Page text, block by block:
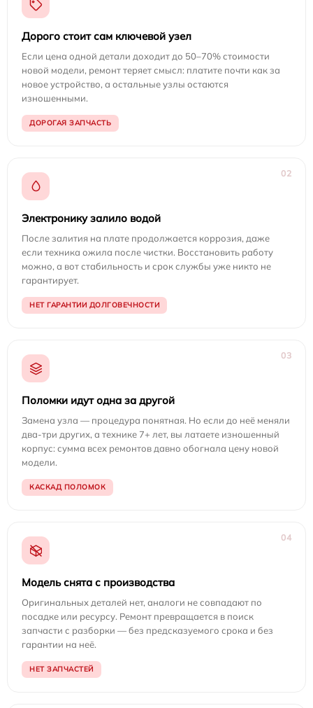
Дорого стоит сам ключевой узел
Если цена одной детали доходит до 50–70% стоимости
новой модели, ремонт теряет смысл: платите почти как за
новое устройство, а остальные узлы остаются
изношенными.
ДОРОГАЯ ЗАПЧАСТЬ
02
Электронику залило водой
После залития на плате продолжается коррозия, даже
если техника ожила после чистки. Восстановить работу
можно, а вот стабильность и срок службы уже никто не
гарантирует.
НЕТ ГАРАНТИИ ДОЛГОВЕЧНОСТИ
03
Поломки идут одна за другой
Замена узла — процедура понятная. Но если до неё меняли
два-три других, а технике 7+ лет, вы латаете изношенный
корпус: сумма всех ремонтов давно обогнала цену новой
модели.
КАСКАД ПОЛОМОК
04
Модель снята с производства
Оригинальных деталей нет, аналоги не совпадают по
посадке или ресурсу. Ремонт превращается в поиск
запчасти с разборки — без предсказуемого срока и без
гарантии на неё.
НЕТ ЗАПЧАСТЕЙ